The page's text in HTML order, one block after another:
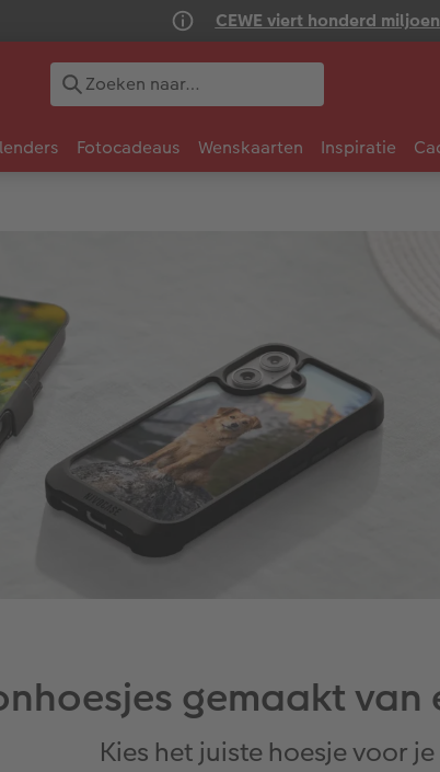
CEWE viert honderd
Fotocadeaus Wenskaarten Inspiratie
gemaakt van
Kies het juiste hoesje voor